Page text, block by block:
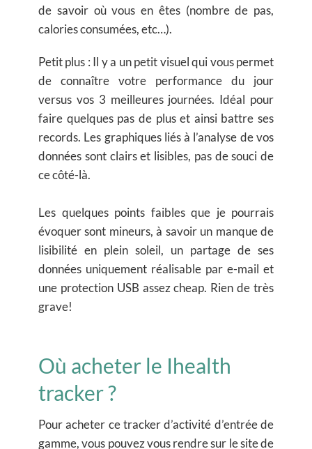
de savoir où vous en êtes (nombre de pas,
calories consumées, etc…).
Petit plus : Il y a un petit visuel qui vous permet
de connaître votre performance du jour
versus vos 3 meilleures journées. Idéal pour
faire quelques pas de plus et ainsi battre ses
records. Les graphiques liés à l’analyse de vos
données sont clairs et lisibles, pas de souci de
ce côté-là.
Les quelques points faibles que je pourrais
évoquer sont mineurs, à savoir un manque de
lisibilité en plein soleil, un partage de ses
données uniquement réalisable par e-mail et
une protection USB assez cheap. Rien de très
grave!
Où acheter le Ihealth
tracker ?
Pour acheter ce tracker d’activité d’entrée de
gamme, vous pouvez vous rendre sur le site de